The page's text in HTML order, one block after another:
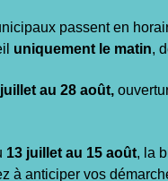
passent en
uniquement le matin,
au 28 août,
13 juillet au 15 août, la
à anticiper vos